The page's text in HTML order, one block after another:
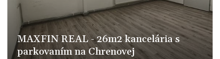
MAXFIN REAL - 26m2 kancelária s
parkovaním na Chrenovej